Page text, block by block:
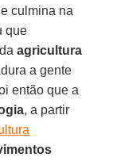
culmina na
que
daagricultura
a gente
então que a
, a partir